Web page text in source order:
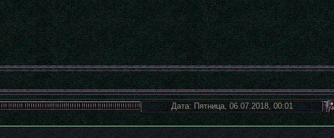
Дата: Пятница, 06.07.2018, 00:01